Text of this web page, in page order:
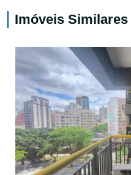
Imóveis Similares